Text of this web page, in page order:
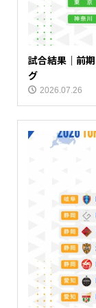
試合結果｜前
グ
2026.07.26